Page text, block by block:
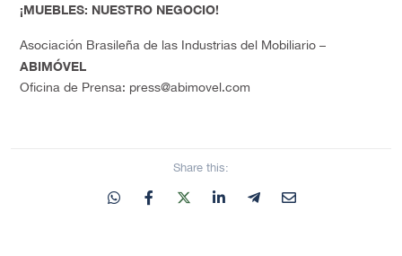
¡MUEBLES: NUESTRO NEGOCIO!
Asociación Brasileña de las Industrias del Mobiliario –
ABIMÓVEL
Oficina de Prensa: press@abimovel.com
Share this: